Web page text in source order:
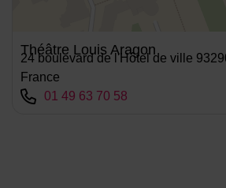
Théâtre Louis Aragon
24 boulevard de l'Hôtel de ville
France
01 49 63 70 58